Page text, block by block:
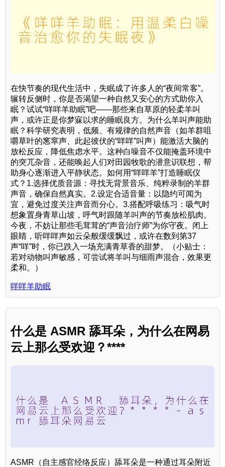
在快节奏的现代生活中，失眠成了许多人的“夜间常客”。
辗转反侧时，你是否渴望一种自然又安心的方式助你入
眠？试试“咩咩羊助眠”吧——那些来自草原的轻柔羊叫
声，或许正是你梦寐以求的睡眠良方。为什么羊叫声能助
眠？科学研究表明，低频、有规律的自然声音（如羊群咀
嚼草叶的窸窣声、此起彼伏的“咩咩”叫声）能激活大脑的
放松反应，降低焦虑水平。这种白噪音不仅能掩盖环境中
的突兀杂音，还能唤起人们对田园牧歌的潜意识联想，帮
助身心逐渐进入平静状态。如何用“咩咩羊”打造睡眠仪
式？1.选择优质音源：寻找无背景音乐、纯粹录制的羊群
声音，确保自然真实。2.设定合适音量：以隐约可闻为
宜，避免过度关注声音而分心。3.搭配呼吸练习：吸气时
想象置身青草山坡，呼气时跟随羊叫声的节奏放松肌肉。
今夜，不妨让那些毛茸茸的“声音治疗师”为你守夜。闭上
眼睛，听咩咩声如云朵般缓缓飘过，或许在数到第37
声“咩”时，你已跌入一场充满青草香的甜梦。（小贴士：
若对动物叫声敏感，可尝试将羊叫与细雨声混合，效果更
柔和。）
咩咩羊助眠
什么是 ASMR 舔耳朵，为什么在网易
云上那么受欢迎？****
ASMR（自主感官经络反应）舔耳朵是一种通过耳朵附近